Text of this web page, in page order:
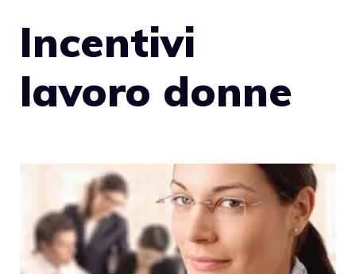
Incentivi
lavoro donne